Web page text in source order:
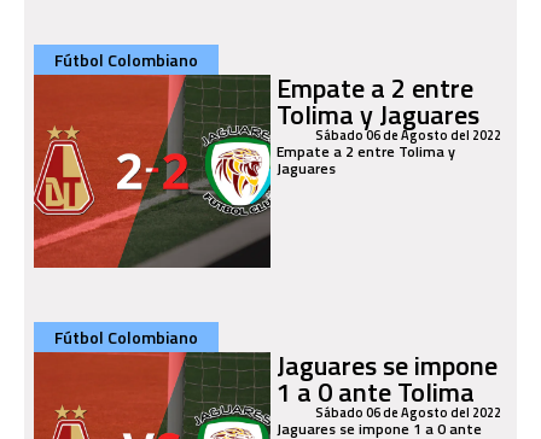
Fútbol Colombiano
Empate a 2 entre
Tolima y Jaguares
Sábado 06 de Agosto del 2022
Empate a 2 entre Tolima y
Jaguares
Fútbol Colombiano
Jaguares se impone
1 a 0 ante Tolima
Sábado 06 de Agosto del 2022
Jaguares se impone 1 a 0 ante